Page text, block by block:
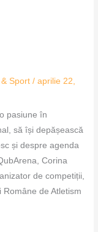
Sport /aprilie 22,
pasiune în
să își depășească
și despre agenda
Corina
de competiții,
de Atletism